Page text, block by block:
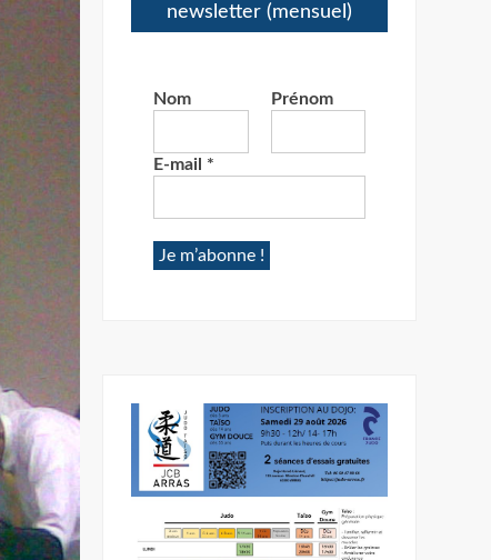
newsletter (mensuel)
Nom Prénom
E-mail *